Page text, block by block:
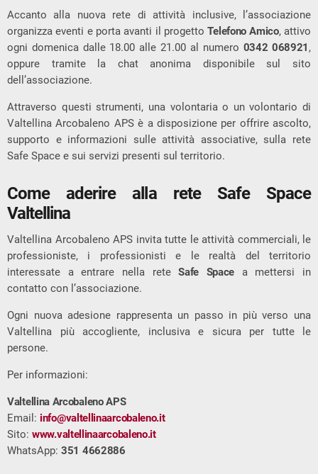
Accanto alla nuova rete di attività inclusive, l’associazione
organizza eventi e porta avanti il progettoTelefono Amico, attivo
ogni domenica dalle 18.00 alle 21.00 al numero 0342 068921 ,
oppure tramite la chat anonima disponibile sul sito
dell’associazione.
Attraverso questi strumenti, una volontaria o un volontario di
Valtellina Arcobaleno APS è a disposizione per offrire ascolto,
supporto e informazioni sulle attività associative, sulla rete
Safe Space e sui servizi presenti sul territorio.
Come aderire alla rete Safe Space
Valtellina
Valtellina Arcobaleno APS invita tutte le attività commerciali, le
professioniste, i professionisti e le realtà del territorio
interessate a entrare nella reteSafe Space a mettersi in
contatto con l’associazione.
Ogni nuova adesione rappresenta un passo in più verso una
Valtellina più accogliente, inclusiva e sicura per tutte le
persone.
Per informazioni:
Valtellina Arcobaleno APS
Email: info@valtellinaarcobaleno.it
Sito: www.valtellinaarcobaleno.it
WhatsApp: 351 4662886